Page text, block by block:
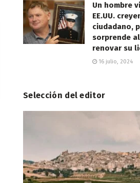
Un hombre
EE.UU.
ciudadano,
sorprende
renovar su
16 julio, 2024
Selección del editor